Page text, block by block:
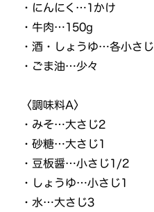
・にんにく…1かけ
・牛肉…150g
・酒・しょうゆ…各小さ
・ごま油…少々
〈調味料A〉
・みそ…大さじ2
・砂糖…大さじ1
・豆板醤…小さじ1/2
・しょうゆ…小さじ1
・水…大さじ3